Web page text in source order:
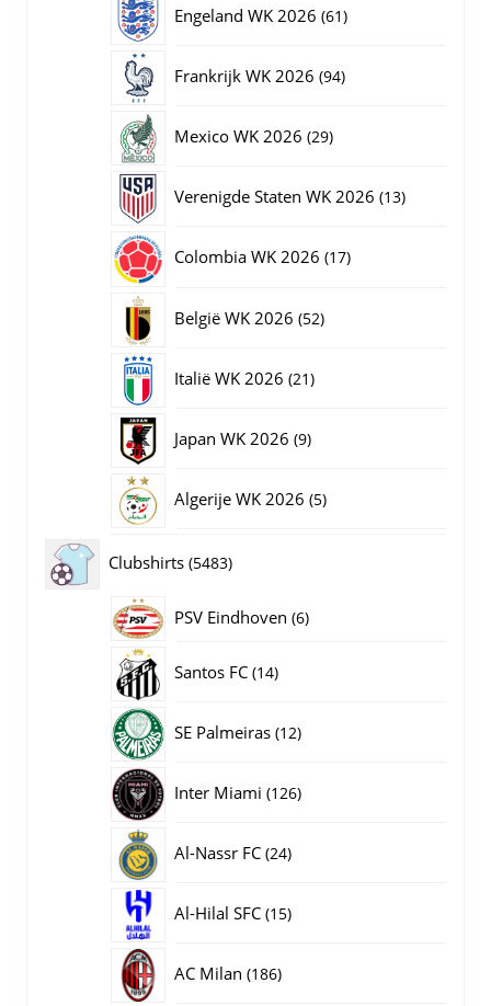
Engeland WK 2026 6161
Frankrijk WK 2026 9494
Mexico WK 2026 2929
Verenigde Staten WK 2026 1313
Colombia WK 2026 1717
België WK 2026 5252
Italië WK 2026 2121
Japan WK 2026 99
Algerije WK 2026 55
Clubshirts 54835483
producten
PSV Eindhoven 66
Santos FC 1414
SE Palmeiras 1212
Inter Miami 126126
Al-Nassr FC 2424
Al-Hilal SFC 1515
AC Milan 186186